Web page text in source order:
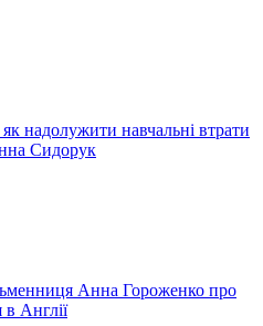
надолужити навчальні втрати
Сидорук
Анна Гороженко про
Англії